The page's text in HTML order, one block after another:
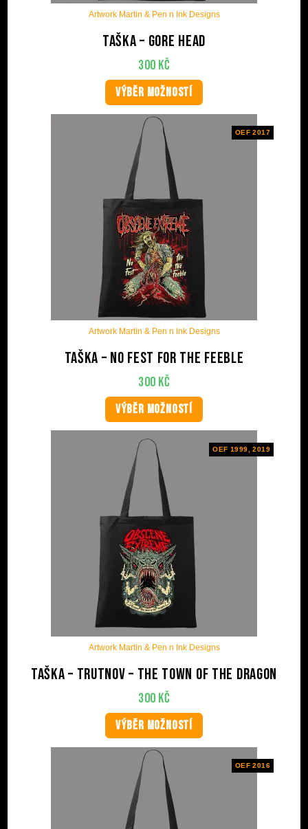
Artwork Martin & Pen n Ink Designs
Taška – Gore Head
300 Kč
VÝBĚR MOŽNOSTÍ
OEF 2017
Artwork Martin & Pen n Ink Designs
Taška – No Fest For The Feeble
300 Kč
VÝBĚR MOŽNOSTÍ
OEF 1999, 2019
Artwork Martin & Pen n Ink Designs
Taška – Trutnov – The Town Of The Dragon
300 Kč
VÝBĚR MOŽNOSTÍ
OEF 2016